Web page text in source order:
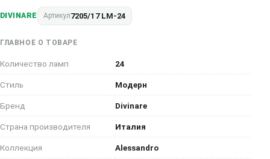
DIVINARE Артикул7205/17 LM-24
ГЛАВНОЕ О ТОВАРЕ
Количество ламп 24
Стиль Модерн
Бренд Divinare
Страна производителя Италия
Коллекция Alessandro